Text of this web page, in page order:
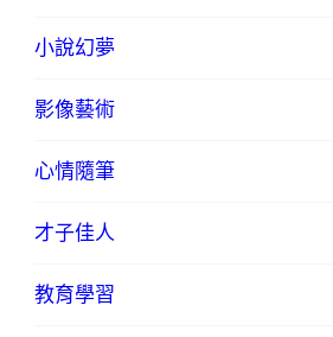
小說幻夢
影像藝術
心情隨筆
才子佳人
教育學習